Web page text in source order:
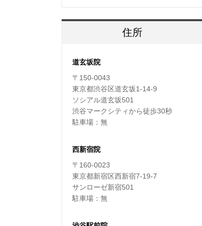
住所
道玄坂院
〒150-0043
東京都渋谷区道玄坂1-14-9
ソシアル道玄坂501
渋谷マークシティから徒歩30秒
駐車場：無
西新宿院
〒160-0023
東京都新宿区西新宿7-19-7
サンローゼ新宿501
駐車場：無